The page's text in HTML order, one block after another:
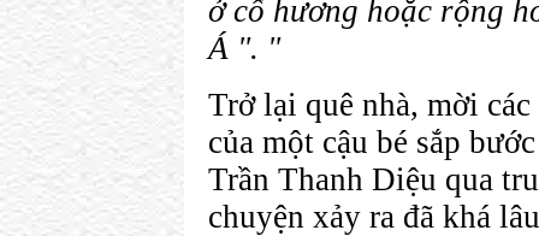
ở cố hương hoặc rộng
Á ". "
Trở lại quê nhà, mời
của một cậu bé sắp
Trần Thanh Diệu qua
chuyện xảy ra đã khá